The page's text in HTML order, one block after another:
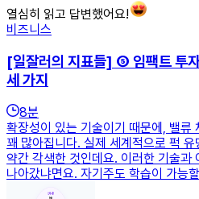
열심히 읽고 답변했어요!
비즈니스
[일잘러의 지표들] ⑤ 임팩트 투
세 가지
8분
확장성이 있는 기술이기 때문에, 밸류
꽤 많아집니다. 실제 세계적으로 퍽
약간 각색한 것인데요. 이러한 기술과
나아갔냐면요. 자기주도 학습이 가능